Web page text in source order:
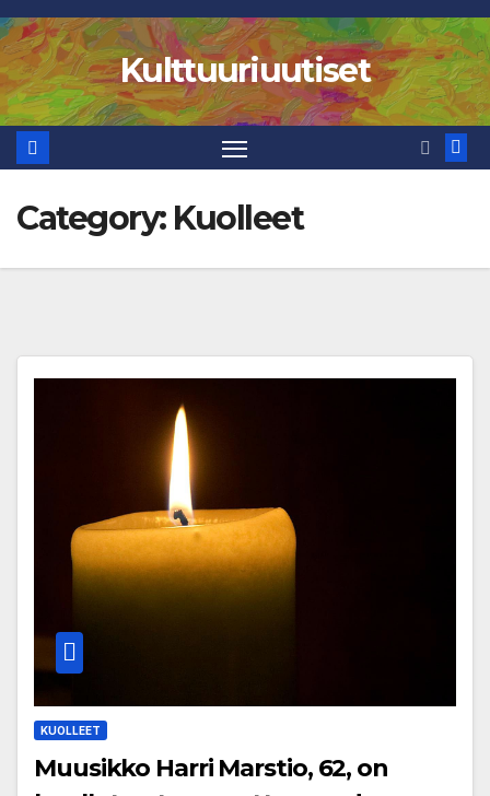
Skip
to
content
Kulttuuriuutiset
Category: Kuolleet
KUOLLEET
Muusikko Harri Marstio, 62, on